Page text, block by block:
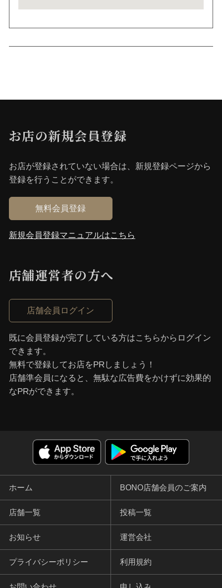
お店の新規会員登録
お店が登録されていない場合は、新規登録ページから
登録を⾏うことができます。
無料会員登録
新規会員登録マニュアルはこちら
店舗運営者の⽅へ
店舗会員ログイン
既に会員登録が完了している⽅はこちらからログイン
できます。
無料で登録してお店をPRしましょう！
店舗準会員になると、無駄な広告費をかけずに効果的
なPRができます。
ホーム BONO店舗会員のご案内
店舗一覧 投稿一覧
お知らせ 運営会社
プライバシーポリシー 利用規約